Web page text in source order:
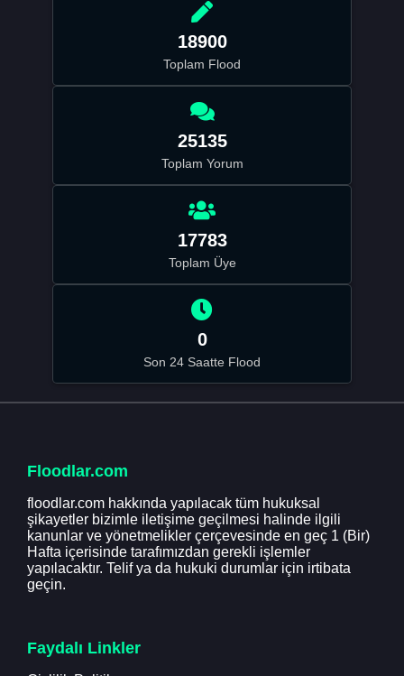
18900
Toplam Flood
25135
Toplam Yorum
17783
Toplam Üye
0
Son 24 Saatte Flood
Floodlar.com
floodlar.com hakkında yapılacak tüm hukuksal
şikayetler bizimle iletişime geçilmesi halinde ilgili
kanunlar ve yönetmelikler çerçevesinde en geç 1 (Bir)
Hafta içerisinde tarafımızdan gerekli işlemler
yapılacaktır. Telif ya da hukuki durumlar için irtibata
geçin.
Faydalı Linkler